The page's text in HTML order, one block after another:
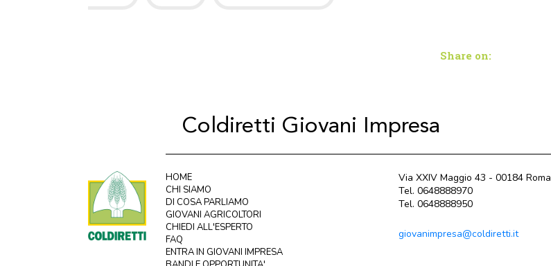
Share on:
Coldiretti Giovani Impresa
HOME
CHI SIAMO
DI COSA PARLIAMO
GIOVANI AGRICOLTORI
CHIEDI ALL'ESPERTO
FAQ
ENTRA IN GIOVANI IMPRESA
Via XXIV Maggio 43 - 00184 Roma
Tel. 0648888970
Tel. 0648888950
giovanimpresa@coldiretti.it